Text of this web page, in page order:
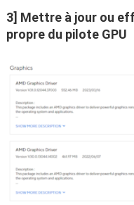
3] Mettre à jour ou
propre du pilote GPU